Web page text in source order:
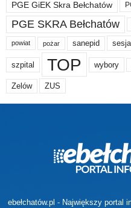
PGE GiEK Skra Bełchatów
PGE SKRA Bełchatów
powiat pożar sanepid sesja
szpital TOP wybory
Zelów ZUS
ebełchatów.pl - Największy portal